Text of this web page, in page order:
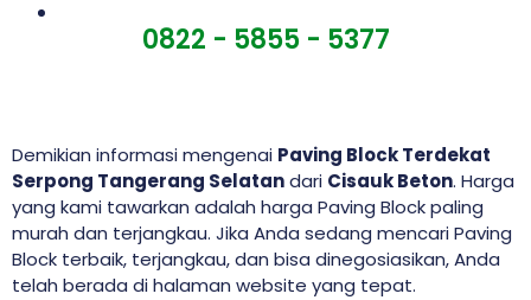
0822 - 5855 - 5377
Demikian informasi mengenai Paving Block Terdekat
Serpong Tangerang Selatandari Cisauk Beton. Harga
yang kami tawarkan adalah harga Paving Block paling
murah dan terjangkau. Jika Anda sedang mencari Paving
Block terbaik, terjangkau, dan bisa dinegosiasikan, Anda
telah berada di halaman website yang tepat.